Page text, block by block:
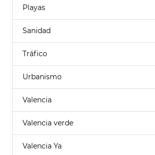
Playas
Sanidad
Tráfico
Urbanismo
Valencia
Valencia verde
Valencia Ya